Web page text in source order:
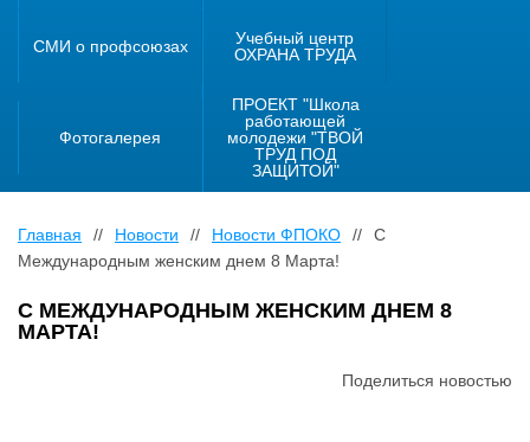
СМИ о профсоюзах
Учебный центр
ОХРАНА ТРУДА
Фотогалерея
ПРОЕКТ "Школа
работающей
молодежи "ТВОЙ
ТРУД ПОД
ЗАЩИТОЙ"
Главная // Новости // Новости ФПОКО //
С
Международным женским днем 8 Марта!
С МЕЖДУНАРОДНЫМ ЖЕНСКИМ ДНЕМ 8
МАРТА!
Поделиться новостью